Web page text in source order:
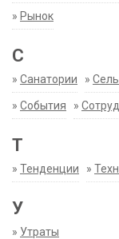
» Рынок
С
» Санатории »
» События »
Т
» Тенденции »
У
» Утраты